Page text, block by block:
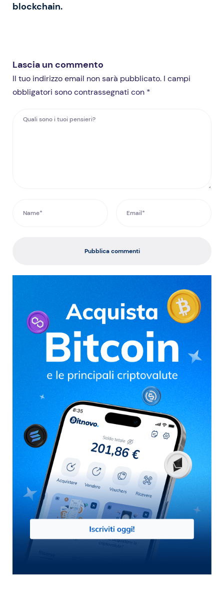
blockchain.
Lascia un commento
Il tuo indirizzo email non sarà pubblicato. I campi
obbligatori sono contrassegnati con *
Pubblica commenti